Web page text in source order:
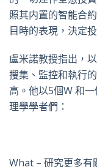
照其内置的智能合
目時的表現，決定
盧米諾教授指出，
搜集、監控和執行
高。他以5個W 和
理學學者們：
What – 研究更多有